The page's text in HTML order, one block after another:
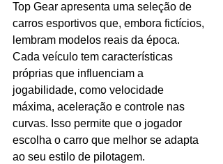
Top Gear apresenta uma seleção de
carros esportivos que, embora fictícios,
lembram modelos reais da época.
Cada veículo tem características
próprias que influenciam a
jogabilidade, como velocidade
máxima, aceleração e controle nas
curvas. Isso permite que o jogador
escolha o carro que melhor se adapta
ao seu estilo de pilotagem.